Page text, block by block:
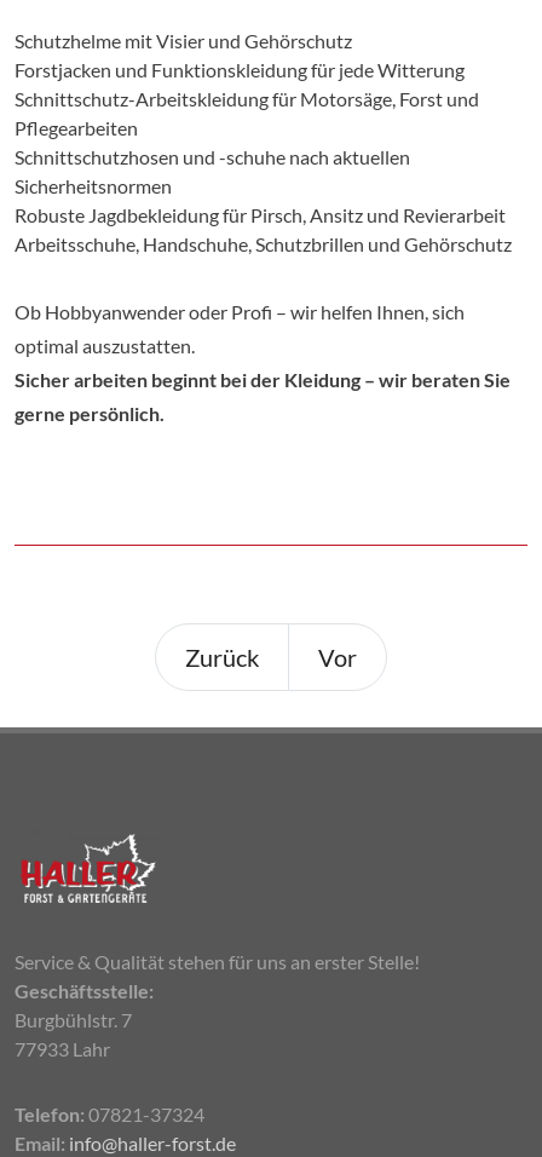
Schutzhelme mit Visier und Gehörschutz
Forstjacken und Funktionskleidung für jede Witterung
Schnittschutz-Arbeitskleidung für Motorsäge, Forst und
Pflegearbeiten
Schnittschutzhosen und -schuhe nach aktuellen
Sicherheitsnormen
Robuste Jagdbekleidung für Pirsch, Ansitz und Revierarbeit
Arbeitsschuhe, Handschuhe, Schutzbrillen und Gehörschutz
Ob Hobbyanwender oder Profi – wir helfen Ihnen, sich
optimal auszustatten.
Sicher arbeiten beginnt bei der Kleidung – wir beraten Sie
gerne persönlich.
Zurück Vor
Service & Qualität stehen für uns an erster Stelle!
Geschäftsstelle:
Burgbühlstr. 7
77933 Lahr
Telefon: 07821-37324
Email: info@haller-forst.de